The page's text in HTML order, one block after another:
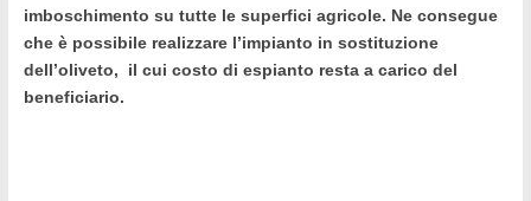
imboschimento su tutte le superfici agricole. Ne consegue
che è possibile realizzare l’impianto in sostituzione
dell’oliveto, il cui costo di espianto resta a carico del
beneficiario.